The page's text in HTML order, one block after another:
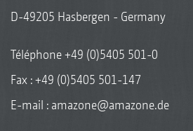
D-49205 Hasbergen - Germany
Téléphone+49 (0)5405 501-0
Fax : +49 (0)5405 501-147
E-mail : amazone@amazone.de